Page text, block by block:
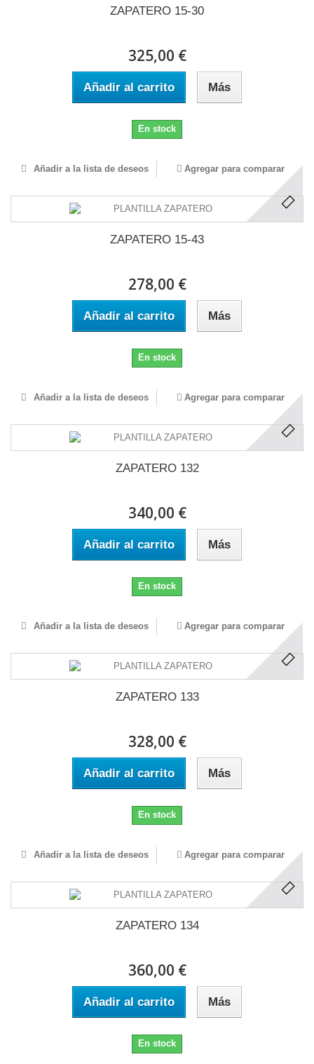
ZAPATERO 15-30
325,00 €
Añadir al carrito Más
En stock
Añadir a la lista de deseos Agregar para comparar
ZAPATERO 15-43
278,00 €
Añadir al carrito Más
En stock
Añadir a la lista de deseos Agregar para comparar
ZAPATERO 132
340,00 €
Añadir al carrito Más
En stock
Añadir a la lista de deseos Agregar para comparar
ZAPATERO 133
328,00 €
Añadir al carrito Más
En stock
Añadir a la lista de deseos Agregar para comparar
ZAPATERO 134
360,00 €
Añadir al carrito Más
En stock